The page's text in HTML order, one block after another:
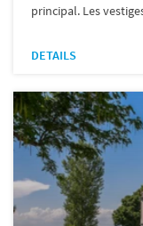
principal. Les
DETAILS